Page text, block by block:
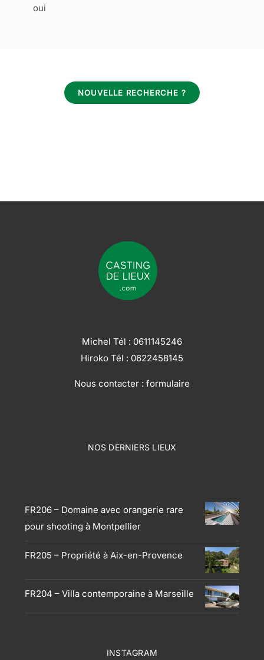
oui
NOUVELLE RECHERCHE ?
Michel Tél : 0611145246
Hiroko Tél : 0622458145
Nous contacter : formulaire
NOS DERNIERS LIEUX
FR206 – Domaine avec orangerie rare
pour shooting à Montpellier
FR205 – Propriété à Aix-en-Provence
FR204 – Villa contemporaine à Marseille
INSTAGRAM